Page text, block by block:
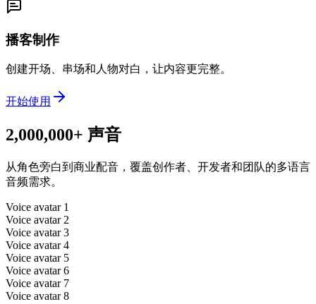
播客制作
创建开场、串场和人物对白，让内容更完整。
开始使用
2,000,000+ 声音
从角色旁白到商业配音，覆盖创作者、开发者和团队的多语言
音频需求。
Voice avatar 1
Voice avatar 2
Voice avatar3
Voice avatar4
Voice avatar 5
Voice avatar6
Voice avatar 7
Voice avatar8